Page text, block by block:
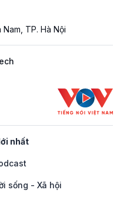
TP. Hà Nội
nhất
sống - Xã hội